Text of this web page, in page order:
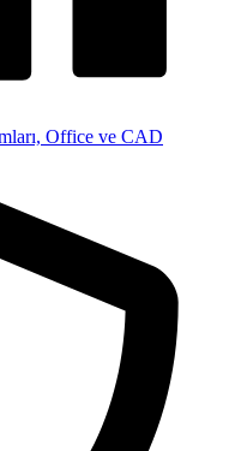
Office ve CAD